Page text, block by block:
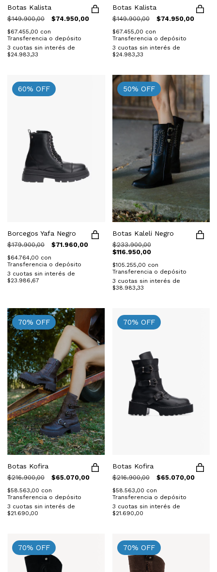
Botas Kalista
$149.900,00 $74.950,00
$67.455,00 con
Transferencia o depósito
3 cuotas sin interés de
$24.983,33
Botas Kalista
$149.900,00 $74.950,00
$67.455,00 con
Transferencia o depósito
3 cuotas sin interés de
$24.983,33
60% OFF
Borcegos Yafa Negro
$179.900,00 $71.960,00
$64.764,00 con
Transferencia o depósito
3 cuotas sin interés de
$23.986,67
50% OFF
Botas Kaleli Negro
$233.900,00
$116.950,00
$105.255,00 con
Transferencia o depósito
3 cuotas sin interés de
$38.983,33
70% OFF
Botas Kofira
$216.900,00 $65.070,00
$58.563,00 con
Transferencia o depósito
3 cuotas sin interés de
$21.690,00
70% OFF
Botas Kofira
$216.900,00 $65.070,00
$58.563,00 con
Transferencia o depósito
3 cuotas sin interés de
$21.690,00
70% OFF 70% OFF